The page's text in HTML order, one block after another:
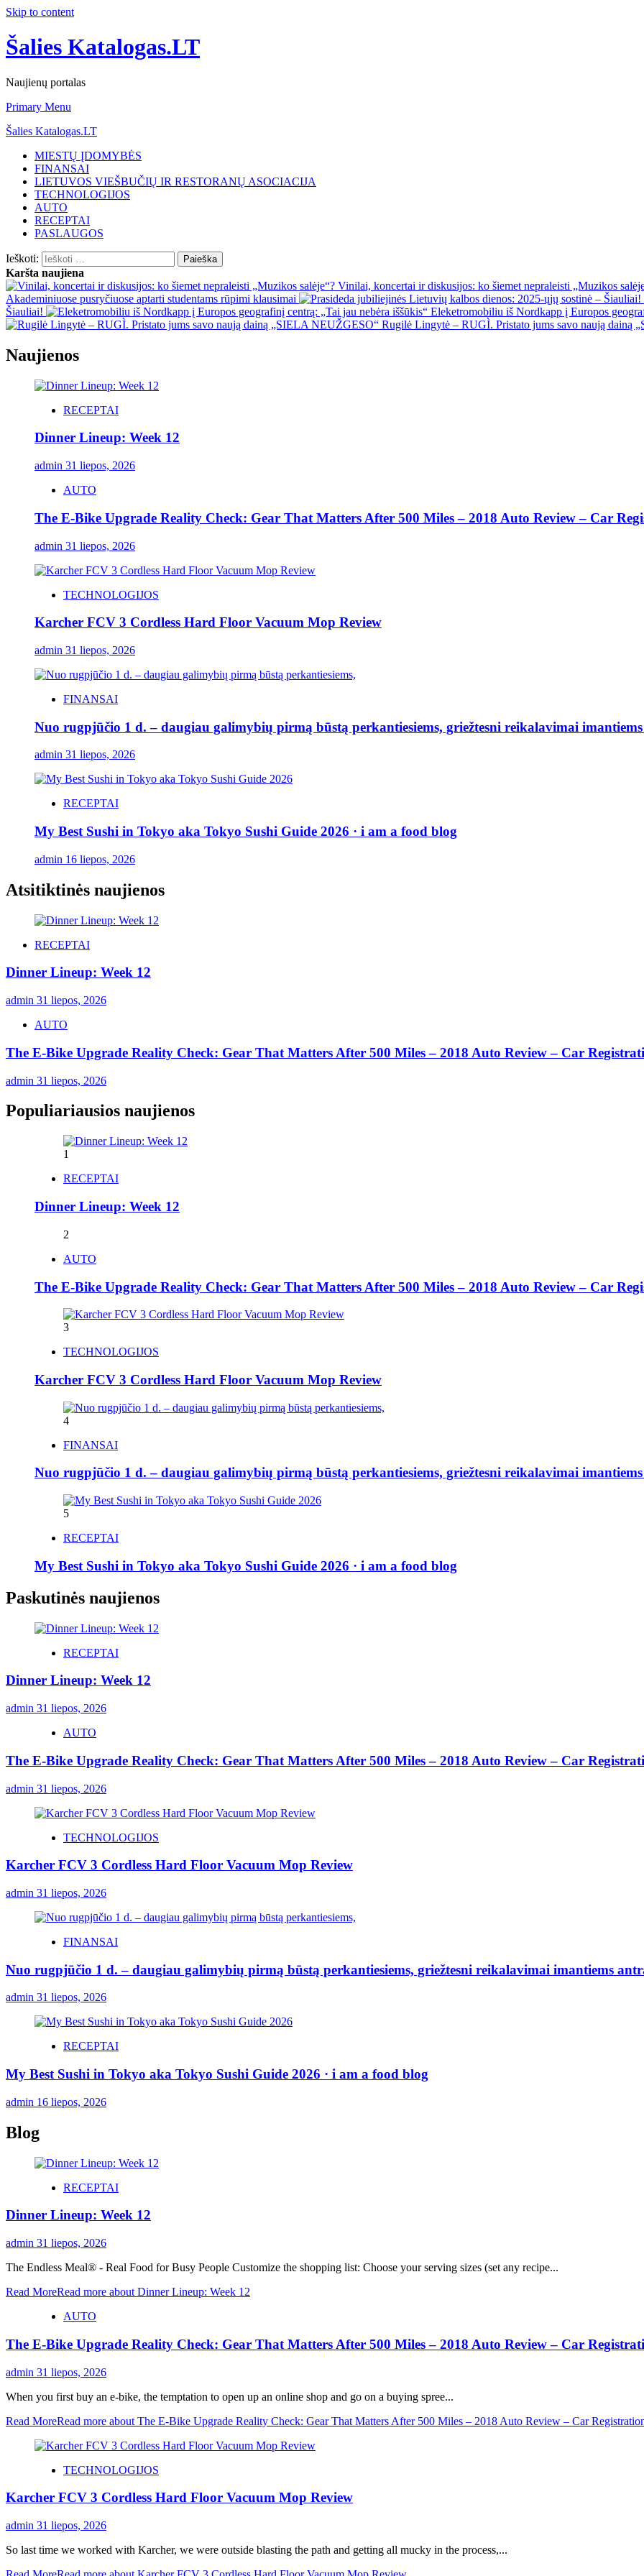
Skip to content
Šalies Katalogas.LT
Naujienų portalas
Primary Menu
Šalies Katalogas.LT
MIESTŲ ĮDOMYBĖS
FINANSAI
LIETUVOS VIEŠBUČIŲ IR RESTORANŲ ASOCIACIJA
TECHNOLOGIJOS
AUTO
RECEPTAI
PASLAUGOS
Ieškoti:
Karšta naujiena
Vinilai, koncertai ir diskusijos: ko šiemet nepraleisti „Muzikos
Akademiniuose pusryčiuose aptarti studentams rūpimi klausimai
Šiauliai!
Eleketromobiliu iš Nordkapp į Europos
Rugilė Lingytė – RUGÌ. Pristato jums savo naują dainą
Naujienos
RECEPTAI
Dinner Lineup: Week 12
admin 31 liepos, 2026
AUTO
The E-Bike Upgrade Reality Check: Gear That Matters After 500 Miles – 2018 Auto Review – Car
admin 31 liepos, 2026
TECHNOLOGIJOS
Karcher FCV 3 Cordless Hard Floor Vacuum Mop Review
admin 31 liepos, 2026
FINANSAI
Nuo rugpjūčio 1 d. – daugiau galimybių pirmą būstą perkantiesiems, griežtesni reikalavimai
admin 31 liepos, 2026
RECEPTAI
My Best Sushi in Tokyo aka Tokyo Sushi Guide 2026 · i am a food blog
admin 16 liepos, 2026
Atsitiktinės naujienos
RECEPTAI
Dinner Lineup: Week 12
admin 31 liepos, 2026
AUTO
The E-Bike Upgrade Reality Check: Gear That Matters After 500 Miles – 2018 Auto Review – Car
admin 31 liepos, 2026
Populiariausios naujienos
1
RECEPTAI
Dinner Lineup: Week 12
2
AUTO
The E-Bike Upgrade Reality Check: Gear That Matters After 500 Miles – 2018 Auto Review – Car
3
TECHNOLOGIJOS
Karcher FCV 3 Cordless Hard Floor Vacuum Mop Review
4
FINANSAI
Nuo rugpjūčio 1 d. – daugiau galimybių pirmą būstą perkantiesiems, griežtesni reikalavimai
5
RECEPTAI
My Best Sushi in Tokyo aka Tokyo Sushi Guide 2026 · i am a food blog
Paskutinės naujienos
RECEPTAI
Dinner Lineup: Week 12
admin 31 liepos, 2026
AUTO
The E-Bike Upgrade Reality Check: Gear That Matters After 500 Miles – 2018 Auto Review – Car
admin 31 liepos, 2026
TECHNOLOGIJOS
Karcher FCV 3 Cordless Hard Floor Vacuum Mop Review
admin 31 liepos, 2026
FINANSAI
Nuo rugpjūčio 1 d. – daugiau galimybių pirmą būstą perkantiesiems, griežtesni reikalavimai imantiems
admin 31 liepos, 2026
RECEPTAI
My Best Sushi in Tokyo aka Tokyo Sushi Guide 2026 · i am a food blog
admin 16 liepos, 2026
Blog
RECEPTAI
Dinner Lineup: Week 12
admin 31 liepos, 2026
The Endless Meal® - Real Food for Busy People Customize the shopping list: Choose your serving sizes (set any recipe...
Read MoreRead more about Dinner Lineup: Week 12
AUTO
The E-Bike Upgrade Reality Check: Gear That Matters After 500 Miles – 2018 Auto Review – Car
admin 31 liepos, 2026
When you first buy an e-bike, the temptation to open up an online shop and go on a buying spree...
Read MoreRead more about The E-Bike Upgrade Reality Check: Gear That Matters After 500 Miles – 2018 Auto Review – Car
TECHNOLOGIJOS
Karcher FCV 3 Cordless Hard Floor Vacuum Mop Review
admin 31 liepos, 2026
So last time we worked with Karcher, we were outside blasting the path and getting all mucky in the process,...